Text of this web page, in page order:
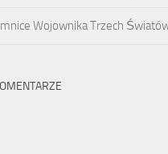
Wojownika Trzech